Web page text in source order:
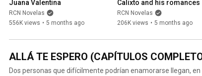
Juana Valentina
RCN Novelas
556K views • 5 months ago
Calixto and his romances
RCN Novelas
206K views • 5 months ago
ALLÁ TE ESPERO (CAPÍTULOS
Dos personas que difícilmente podrían enamorarse llegan,